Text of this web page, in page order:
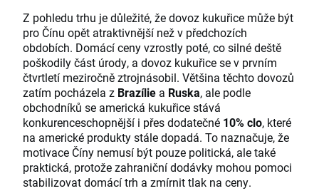
Z pohledu trhu je důležité, že dovoz kukuřice může být
pro Čínu opět atraktivnější než v předchozích
obdobích. Domácí ceny vzrostly poté, co silné deště
poškodily část úrody, a dovoz kukuřice se v prvním
čtvrtletí meziročně ztrojnásobil. Většina těchto dovozů
zatím pocházela z Brazílie a Ruska, ale podle
obchodníků se americká kukuřice stává
konkurenceschopnější i přes dodatečné 10% clo, které
na americké produkty stále dopadá. To naznačuje, že
motivace Číny nemusí být pouze politická, ale také
praktická, protože zahraniční dodávky mohou pomoci
stabilizovat domácí trh a zmírnit tlak na ceny.